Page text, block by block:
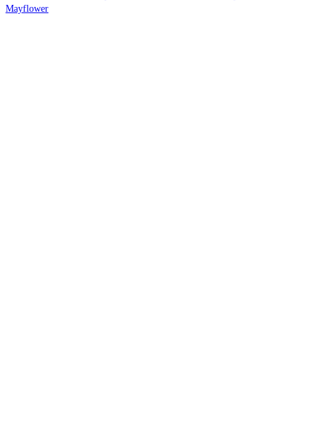
var: